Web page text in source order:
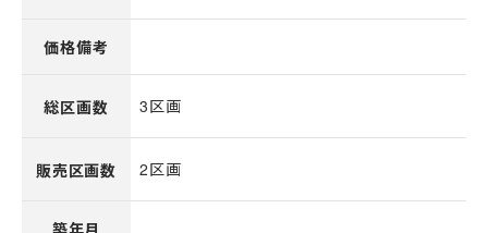
価格備考
総区画数 3区画
販売区画数 2区画
築年月